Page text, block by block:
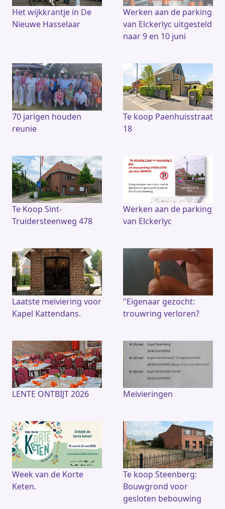
Het wijkkrantje in De
Nieuwe Hasselaar
Werken aan de parking
van Elckerlyc uitgesteld
naar 9 en 10 juni
70 jarigen houden
reunie
Te koop Paenhuisstraat
18
Te Koop Sint-
Truidersteenweg 478
Werken aan de parking
van Elckerlyc
Laatste meiviering voor
Kapel Kattendans.
"Eigenaar gezocht:
trouwring verloren?
LENTE ONTBIJT 2026 Meivieringen
Week van de Korte
Keten.
Te koop Steenberg:
Bouwgrond voor
gesloten bebouwing